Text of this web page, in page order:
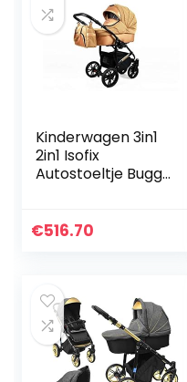
Kinderwagen 3in1
2in1 Isofix
Autostoeltje Buggy
Braid 3in1 met
€516.70